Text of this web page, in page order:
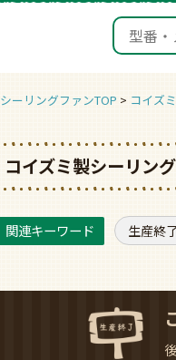
シーリングファンTOP コイズ
コイズミ製シーリン
生産終